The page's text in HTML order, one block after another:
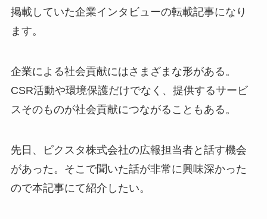
掲載していた企業インタビューの転載記事になり
ます。
企業による社会貢献にはさまざまな形がある。
CSR活動や環境保護だけでなく、提供するサービ
スそのものが社会貢献につながることもある。
先日、ピクスタ株式会社の広報担当者と話す機会
があった。そこで聞いた話が非常に興味深かった
ので本記事にて紹介したい。